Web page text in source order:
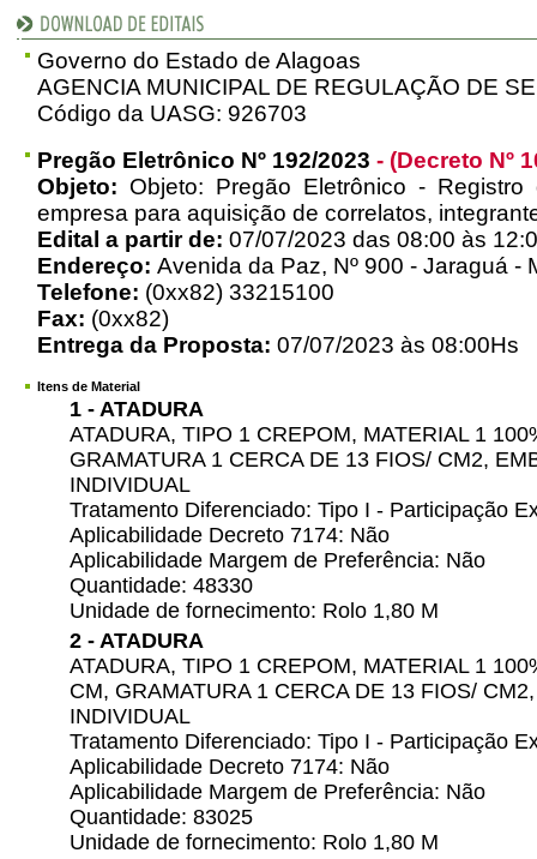
Governo do Estado de Alagoas
AGENCIA MUNICIPAL DE REGULAÇÃO DE
Código da UASG: 926703
Pregão Eletrônico Nº 192/2023 - (Decreto Nº
Objeto: Objeto: Pregão Eletrônico -
empresa para aquisição de correlatos,
Edital a partir de: 07/07/2023 das 08:00 às
Endereço: Avenida da Paz, Nº 900 - Jaraguá -
Telefone: (0xx82) 33215100
Fax: (0xx82)
Entrega da Proposta: 07/07/2023 às 08:00Hs
Itens de Material
1 - ATADURA
ATADURA, TIPO 1 CREPOM, MATERIAL 1
GRAMATURA 1 CERCA DE 13 FIOS/ CM2,
INDIVIDUAL
Tratamento Diferenciado: Tipo I - Participação
Aplicabilidade Decreto 7174: Não
Aplicabilidade Margem de Preferência: Não
Quantidade: 48330
Unidade de fornecimento: Rolo 1,80 M
2 - ATADURA
ATADURA, TIPO 1 CREPOM, MATERIAL 1
CM, GRAMATURA 1 CERCA DE 13 FIOS/
INDIVIDUAL
Tratamento Diferenciado: Tipo I - Participação
Aplicabilidade Decreto 7174: Não
Aplicabilidade Margem de Preferência: Não
Quantidade: 83025
Unidade de fornecimento: Rolo 1,80 M